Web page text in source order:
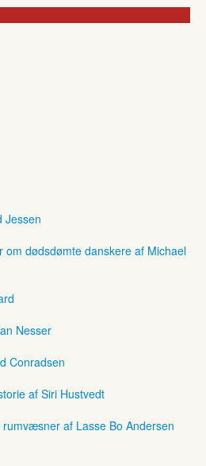
Jessen
dødsdømte danskere af Michael
Nesser
Conradsen
af Siri Hustvedt
af Lasse Bo Andersen